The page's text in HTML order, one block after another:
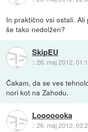
In praktično vsi ostali.
še tako nedolžen?
SkipEU
::26. maj 2012,
Čakam, da se ves
nori kot na Zahodu.
Looooooka
::26. maj 2012,